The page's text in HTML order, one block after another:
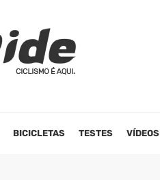
BICICLETAS TESTES VÍDEOS